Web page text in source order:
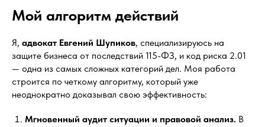
Мой алгоритм действий
Я, адвокат Евгений Шупиков, специализируюсь на
защите бизнеса от последствий 115-ФЗ, и код риска 2.01
— одна из самых сложных категорий дел. Моя работа
строится по четкому алгоритму, который уже
неоднократно доказывал свою эффективность:
Мгновенный аудит ситуации и правовой анализ. В